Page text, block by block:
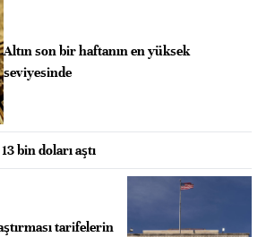
Altın son bir haftanın en yüksek
seviyesinde
bin doları aştı
tarifelerin